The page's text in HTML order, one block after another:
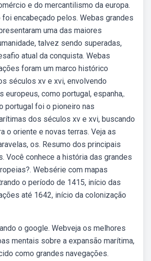
e do mercantilismo da europa.
encabeçado pelos. Webas grandes
uma das maiores
talvez sendo superadas,
atual da conquista. Webas
foram um marco histórico
séculos xv e xvi, envolvendo
europeus, como portugal, espanha,.
portugal foi o pioneiro nas
dos séculos xv e xvi, buscando
o oriente e novas terras. Veja as
os. Resumo dos principais
Você conhece a história das grandes
Websérie com mapas
o período de 1415, início das
até 1642, início da colonização
o google. Webveja os melhores
mentais sobre a expansão marítima,
como grandes navegações.